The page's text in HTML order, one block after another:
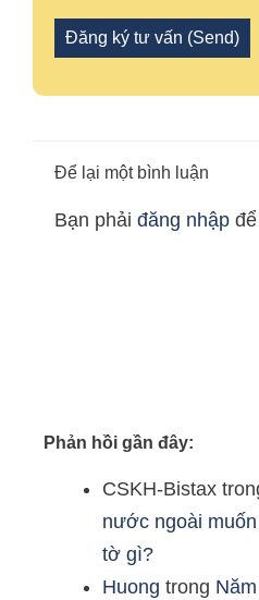
Để lại một bình luận
Bạn phải đăng nhập
Phản hồi gần đây:
CSKH-Bistax
nước ngoài
tờ gì?
Huong trong